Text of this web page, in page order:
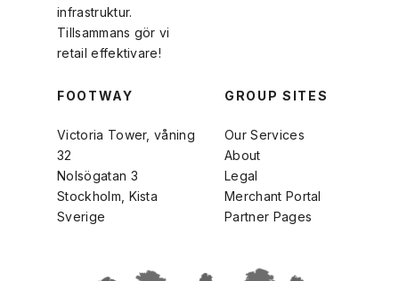
infrastruktur.
Tillsammans gör vi
retail effektivare!
FOOTWAY
Victoria Tower, våning
32
Nolsögatan 3
Stockholm, Kista
Sverige
GROUP SITES
Our Services
About
Legal
Merchant Portal
Partner Pages